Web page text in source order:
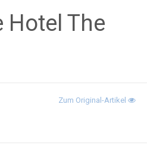
Hotel The
Zum Original-Artikel